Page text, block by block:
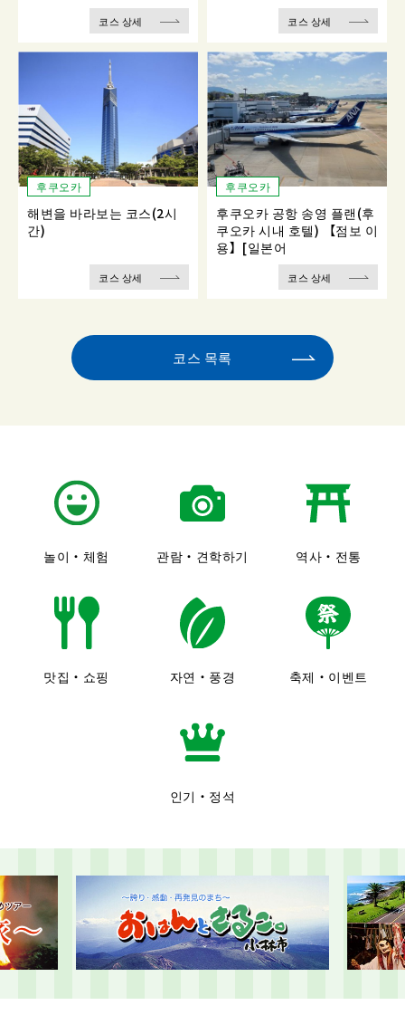
코스 상세 코스 상세
후쿠오카
해변을 바라보는 코스(2시
간)
코스 상세
후쿠오카
후쿠오카 공항 송영 플랜(후
쿠오카 시내 호텔) 【점보 이
용】[일본어
코스 상세
코스 목록
놀이・체험 관람・견학하기 역사・전통
맛집・쇼핑 자연・풍경 축제・이벤트
인기・정석